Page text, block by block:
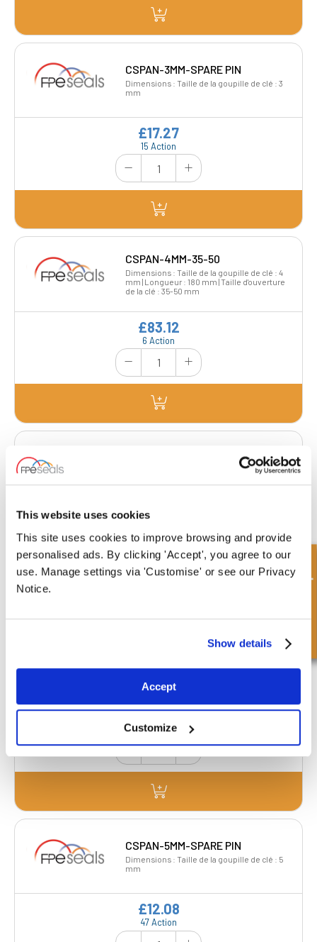
This website uses cookies
This site uses cookies to improve browsing and provide
personalised ads. By clicking 'Accept', you agree to our
use. Manage settings via 'Customise' or see our Privacy
Notice.
Show details
Accept
Customize
CSPAN-3MM-SPARE PIN
Dimensions : Taille de la goupille de clé : 3
mm
15 Action
£17.27
CSPAN-4MM-35-50
Dimensions : Taille de la goupille de clé : 4
mm | Longueur : 180 mm | Taille d'ouverture
de la clé : 35-50 mm
6 Action
£83.12
CSPAN-4MM-SPARE PIN
Dimensions : Taille de la goupille de clé : 4
46 Action
£12.10
CSPAN-5MM-50-80
mm | Longueur : 240 mm | Taille d'ouverture
3 Action
£91.51
CSPAN-5MM-SPARE PIN
Dimensions : Taille de la goupille de clé : 5
mm
47 Action
£12.08
Demande rapide